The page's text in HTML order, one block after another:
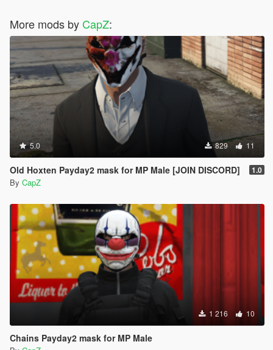
More mods by CapZ:
5.0 829 11
Old Hoxten Payday2 mask for MP Male [JOIN DISCORD] 1.0
By CapZ
1 216 10
Chains Payday2 mask for MP Male